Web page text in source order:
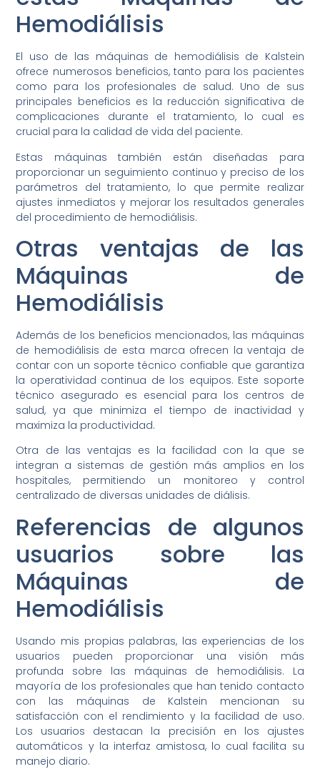
Hemodiálisis
El uso de las máquinas de hemodiálisis de Kalstein
ofrece numerosos beneficios, tanto para los pacientes
como para los profesionales de salud. Uno de sus
principales beneficios es la reducción significativa de
complicaciones durante el tratamiento, lo cual es
crucial para la calidad de vida del paciente.
Estas máquinas también están diseñadas para
proporcionar un seguimiento continuo y preciso de los
parámetros del tratamiento, lo que permite realizar
ajustes inmediatos y mejorar los resultados generales
del procedimiento de hemodiálisis.
Otras ventajas de las
Máquinas de
Hemodiálisis
Además de los beneficios mencionados, las máquinas
de hemodiálisis de esta marca ofrecen la ventaja de
contar con un soporte técnico confiable que garantiza
la operatividad continua de los equipos. Este soporte
técnico asegurado es esencial para los centros de
salud, ya que minimiza el tiempo de inactividad y
maximiza la productividad.
Otra de las ventajas es la facilidad con la que se
integran a sistemas de gestión más amplios en los
hospitales, permitiendo un monitoreo y control
centralizado de diversas unidades de diálisis.
Referencias de algunos
usuarios sobre las
Máquinas de
Hemodiálisis
Usando mis propias palabras, las experiencias de los
usuarios pueden proporcionar una visión más
profunda sobre las máquinas de hemodiálisis. La
mayoría de los profesionales que han tenido contacto
con las máquinas de Kalstein mencionan su
satisfacción con el rendimiento y la facilidad de uso.
Los usuarios destacan la precisión en los ajustes
automáticos y la interfaz amistosa, lo cual facilita su
manejo diario.